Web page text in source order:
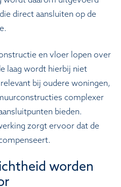
direct aansluiten op de
en vloer lopen over
laag wordt hierbij niet
bij oudere woningen,
complexer
bieden.
zorgt ervoor dat de
worden